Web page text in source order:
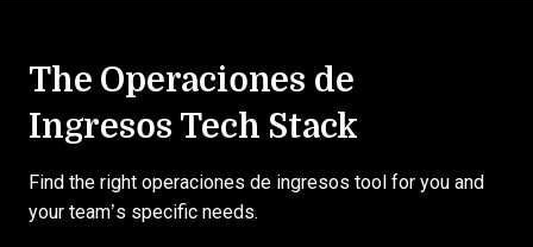
The Operaciones de
Ingresos Tech Stack
Find the right operaciones de ingresos tool for you and
your team’s specific needs.